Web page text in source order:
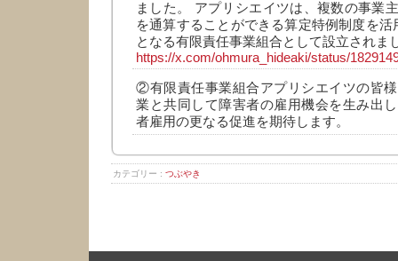
ました。 アプリシエイツは、複数の事業
を通算することができる算定特例制度を
となる有限責任事業組合として設立されま
https://x.com/ohmura_hideaki/status/
②有限責任事業組合アプリシエイツの皆
業と共同して障害者の雇用機会を生み出
者雇用の更なる促進を期待します。
カテゴリー : つぶやき